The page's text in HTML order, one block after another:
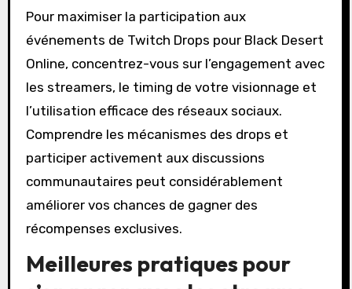
Pour maximiser la participation aux
événements de Twitch Drops pour Black Desert
Online, concentrez-vous sur l’engagement avec
les streamers, le timing de votre visionnage et
l’utilisation efficace des réseaux sociaux.
Comprendre les mécanismes des drops et
participer activement aux discussions
communautaires peut considérablement
améliorer vos chances de gagner des
récompenses exclusives.
Meilleures pratiques pour